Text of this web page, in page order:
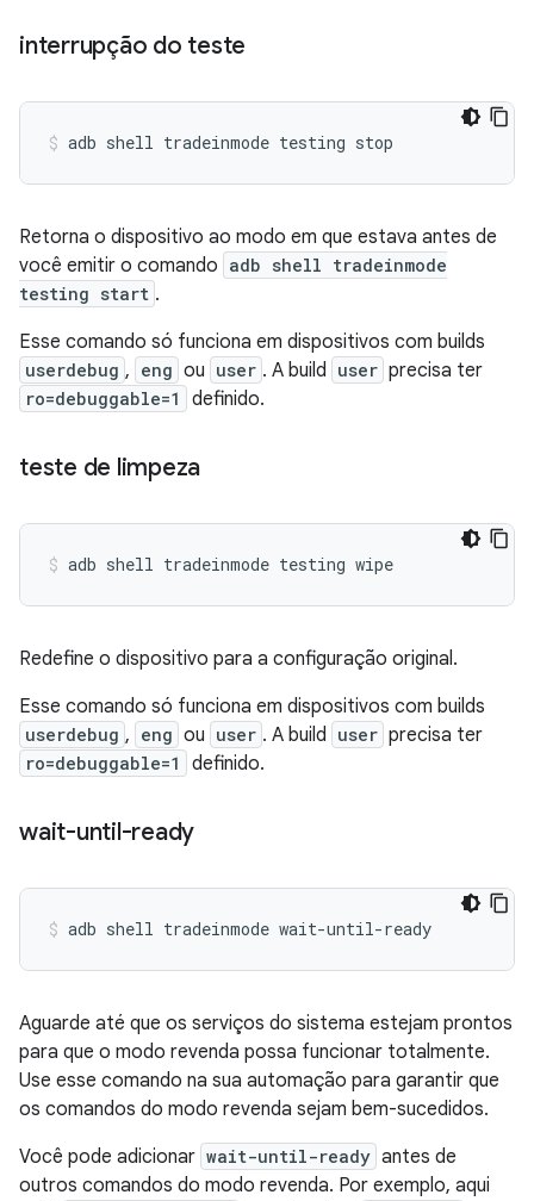
interrupção do teste
adb shell tradeinmode testing stop
Retorna o dispositivo ao modo em que estava antes de
você emitir o comando adb shell tradeinmode
testing start .
Esse comando só funciona em dispositivos com builds
userdebug , eng ou user . A build user precisa ter
ro=debuggable=1 definido.
teste de limpeza
adb shell tradeinmode testing wipe
Redefine o dispositivo para a configuração original.
Esse comando só funciona em dispositivos com builds
userdebug , eng ou user . A build user precisa ter
ro=debuggable=1 definido.
wait-until-ready
adb shell tradeinmode wait-until-ready
Aguarde até que os serviços do sistema estejam prontos
para que o modo revenda possa funcionar totalmente.
Use esse comando na sua automação para garantir que
os comandos do modo revenda sejam bem-sucedidos.
Você pode adicionar wait-until-ready antes de
outros comandos do modo revenda. Por exemplo, aqui